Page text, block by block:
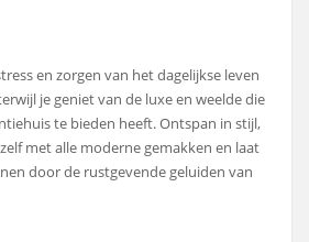
en zorgen van het dagelijkse leven
je geniet van de luxe en weelde die
te bieden heeft. Ontspan in stijl,
met alle moderne gemakken en laat
door de rustgevende geluiden van